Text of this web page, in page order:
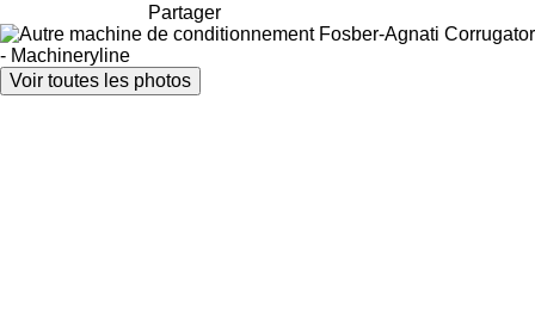
Partager
Voir toutes les photos